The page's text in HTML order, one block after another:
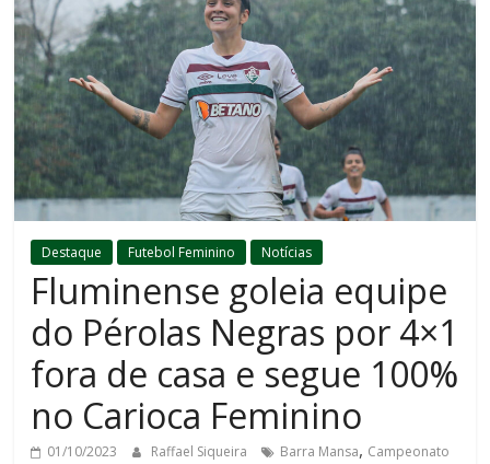
Destaque Futebol Feminino Notícias
Fluminense goleia equipe
do Pérolas Negras por 4×1
fora de casa e segue 100%
no Carioca Feminino
01/10/2023 Raffael Siqueira Barra Mansa, Campeonato